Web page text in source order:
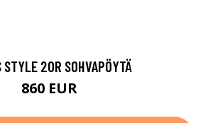
STYLE 20R SOHVAPÖYTÄ
860 EUR